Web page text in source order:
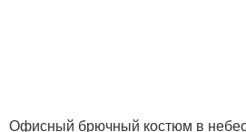
Офисный брючный костюм в